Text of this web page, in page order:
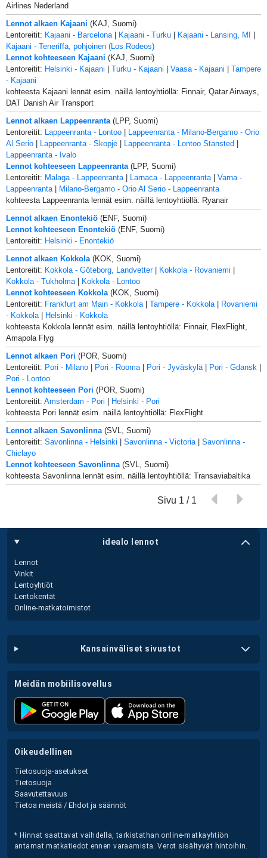
Airlines Nederland
Lennot alkaen Kajaani (KAJ, Suomi)
Lentoreitit: Kajaani - Barcelona | Kajaani - Turku | Kajaani - Lansing, MI |
Kajaani - Teneriffa, pohjoinen (Los Rodeos)
Lennot kohteeseen Kajaani (KAJ, Suomi)
Lentoreitit: Helsinki - Kajaani | Turku - Kajaani | Vaasa - Kajaani | Tampere
- Kajaani
kohteesta Kajaani lennät esim. näillä lentoyhtiöllä: Finnair, Qatar Airways,
DAT Danish Air Transport
Lennot alkaen Lappeenranta (LPP, Suomi)
Lentoreitit: Lappeenranta - Lontoo | Lappeenranta - Milano-Bergamo - Orio
Al Serio | Lappeenranta - Skopje | Lappeenranta - Lontoo Stansted |
Lappeenranta - Ivalo
Lennot kohteeseen Lappeenranta (LPP, Suomi)
Lentoreitit: Malaga - Lappeenranta | Larnaca - Lappeenranta | Varna -
Lappeenranta | Milano-Bergamo - Orio Al Serio - Lappeenranta
kohteesta Lappeenranta lennät esim. näillä lentoyhtiöllä: Ryanair
Lennot alkaen Enontekiö (ENF, Suomi)
Lennot kohteeseen Enontekiö (ENF, Suomi)
Lentoreitit: Helsinki - Enontekiö
Lennot alkaen Kokkola (KOK, Suomi)
Lentoreitit: Kokkola - Göteborg, Landvetter| Kokkola - Rovaniemi |
Kokkola - Tukholma | Kokkola - Lontoo
Lennot kohteeseen Kokkola (KOK, Suomi)
Lentoreitit: Frankfurt am Main - Kokkola | Tampere - Kokkola | Rovaniemi
- Kokkola | Helsinki - Kokkola
kohteesta Kokkola lennät esim. näillä lentoyhtiöllä: Finnair, FlexFlight,
Amapola Flyg
Lennot alkaen Pori (POR, Suomi)
Lentoreitit: Pori - Milano | Pori - Rooma | Pori - Jyväskylä | Pori - Gdansk |
Pori - Lontoo
Lennot kohteeseen Pori (POR, Suomi)
Lentoreitit: Amsterdam - Pori | Helsinki - Pori
kohteesta Pori lennät esim. näillä lentoyhtiöllä: FlexFlight
Lennot alkaen Savonlinna (SVL, Suomi)
Lentoreitit: Savonlinna - Helsinki | Savonlinna - Victoria | Savonlinna -
Chiclayo
Lennot kohteeseen Savonlinna (SVL, Suomi)
kohteesta Savonlinna lennät esim. näillä lentoyhtiöllä: Transaviabaltika
Sivu 1 / 1
idealo lennot
Lennot
Vinkit
Lentoyhtiöt
Lentokentät
Online-matkatoimistot
kansainväliset sivustot
meidän mobiilisovellus
oikeudellinen
Tietosuoja-asetukset
Tietosuoja
Saavutettavuus
Tietoa meistä / Ehdot ja säännöt
* Hinnat saattavat vaihdella, tarkistathan online-matkayhtiön
antamat matkatiedot ennen varaamista. Verot sisältyvät hintoihin.